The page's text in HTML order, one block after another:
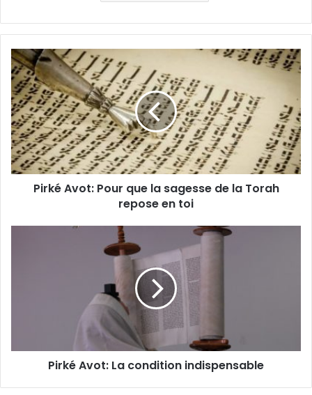
Pirké Avot: Pour que la sagesse de la Torah
repose en toi
Pirké Avot: La condition indispensable